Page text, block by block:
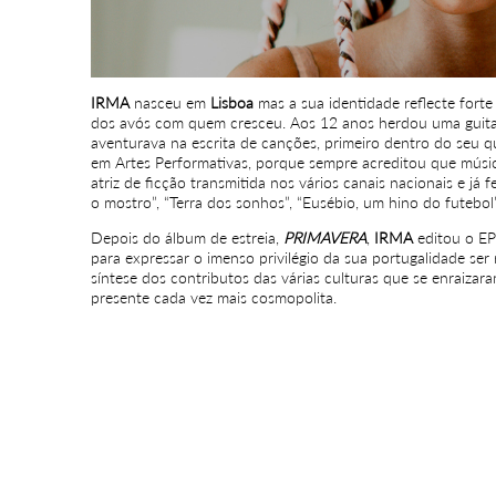
IRMAnasceu em Lisboa mas a sua identidade reflecte
dos avós com quem cresceu. Aos 12 anos herdou uma
aventurava na escrita de canções, primeiro dentro do seu
em Artes Performativas, porque sempre acreditou que
atriz de ficção transmitida nos vários canais nacionais e já
o mostro”, “Terra dos sonhos”, “Eusébio, um hino do
Depois do álbum de estreia, PRIMAVERA, IRMAeditou o
para expressar o imenso privilégio da sua portugalidade
síntese dos contributos das várias culturas que se
presente cada vez mais cosmopolita.